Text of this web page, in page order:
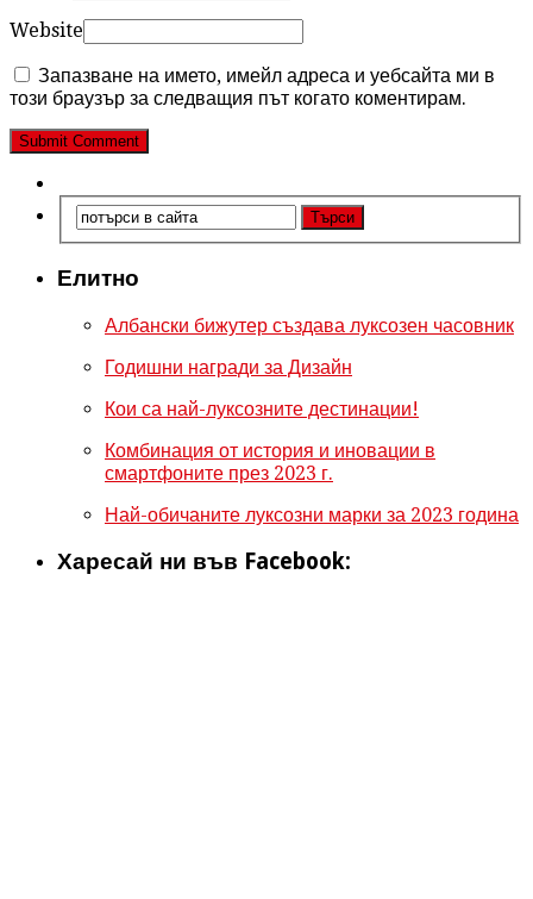
Website
Запазване на името, имейл адреса и уебсайта ми в
този браузър за следващия път когато коментирам.
Елитно
Албански бижутер създава луксозен часовник
Годишни награди за Дизайн
Кои са най-луксозните дестинации!
Комбинация от история и иновации в
смартфоните през 2023 г.
Най-обичаните луксозни марки за 2023 година
Харесай ни във Facebook: